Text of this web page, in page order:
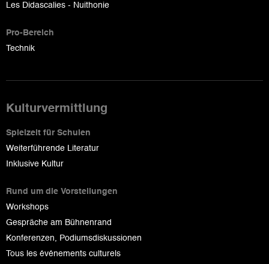
Les Didascalies - Nuithonie
Pro-Bereich
Technik
Kulturvermittlung
Spielzeit für Schulen
Weiterführende Literatur
Inklusive Kultur
Rund um die Vorstellungen
Workshops
Gespräche am Bühnenrand
Konferenzen, Podiumsdiskussionen
Tous les événements culturels